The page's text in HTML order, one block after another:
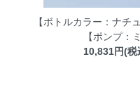
【ボトルカラー：ナチ
【ポンプ：
10,831円(